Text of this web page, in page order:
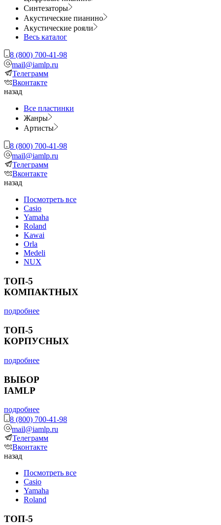
Синтезаторы
Акустические пианино
Акустические рояли
Весь каталог
8 (800) 700-41-98
mail@iamlp.ru
Телеграмм
Вконтакте
назад
Все пластинки
Жанры
Артисты
8 (800) 700-41-98
mail@iamlp.ru
Телеграмм
Вконтакте
назад
Посмотреть все
Casio
Yamaha
Roland
Kawai
Orla
Medeli
NUX
ТОП-5
КОМПАКТНЫХ
подробнее
ТОП-5
КОРПУСНЫХ
подробнее
ВЫБОР
IAMLP
подробнее
8 (800) 700-41-98
mail@iamlp.ru
Телеграмм
Вконтакте
назад
Посмотреть все
Casio
Yamaha
Roland
ТОП-5